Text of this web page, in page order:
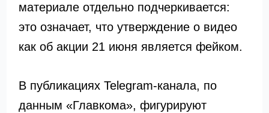
материале отдельно подчеркивается:
это означает, что утверждение о видео
как об акции 21 июня является фейком.
В публикациях Telegram-канала, по
данным «Главкома», фигурируют